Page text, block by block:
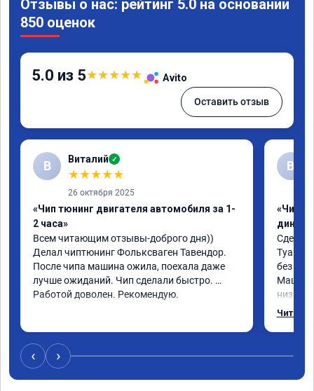
Отзывы о нас: рейтинг 5.0 на основании
850 оценок
5.0 из 5★★★★★ Avito
Оставить отзыв
В Виталий ✓
★★★★★
26 октября 2025
«Чип тюнинг двигателя автомобиля за 1-
2 часа»
Всем читающим отзывы-доброго дня))
Делал чиптюнинг Фольксваген Тавендор.
После чипа машина ожила, поехала даже
лучше ожиданий. Чип сделали быстро.
Работой доволен. Рекомендую.
В
«Чип
Туарег
без
Машина
низких
км/ч
Читать
‹ ›